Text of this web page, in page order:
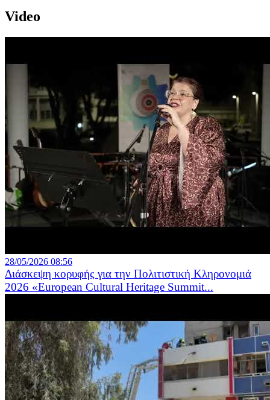
Video
28/05/2026 08:56
Διάσκεψη κορυφής για την Πολιτιστική Κληρονομιά
2026 «European Cultural Heritage Summit...